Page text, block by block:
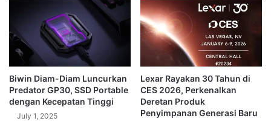
Biwin Diam-Diam Luncurkan
Predator GP30, SSD Portable
dengan Kecepatan Tinggi
July 1, 2025
Lexar Rayakan 30 Tahun di
CES 2026, Perkenalkan
Deretan Produk
Penyimpanan Generasi Baru